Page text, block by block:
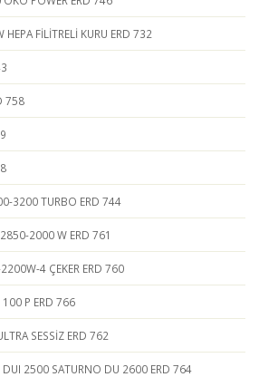
HEPA FİLİTRELİ KURU ERD 732
758
3200 TURBO ERD 744
2000 W ERD 761
4 ÇEKER ERD 760
P ERD 766
SESSİZ ERD 762
DUI 2500 SATURNO DU 2600 ERD 764